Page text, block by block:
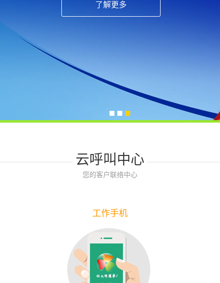
了解更多
云呼叫中心
您的客户联络中心
工作手机